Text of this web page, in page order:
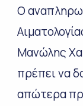
Ο
Μανώλης
πρέπει να
απώτερα